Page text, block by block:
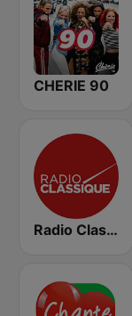
CHERIE 90
Radio Classique